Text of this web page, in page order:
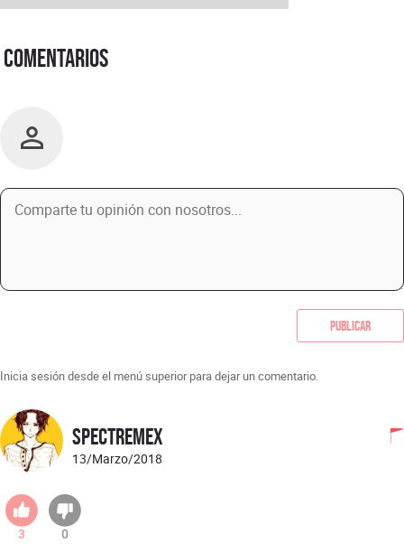
Comentarios
Publicar
Inicia sesión desde el menú superior para dejar un comentario.
SpectreMeX
13/Marzo/2018
3 0